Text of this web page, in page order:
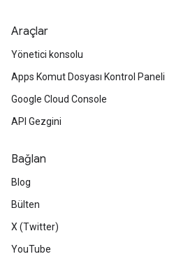
Araçlar
Yönetici konsolu
Apps Komut Dosyası Kontrol Paneli
Google Cloud Console
API Gezgini
Bağlan
Blog
Bülten
X (Twitter)
YouTube